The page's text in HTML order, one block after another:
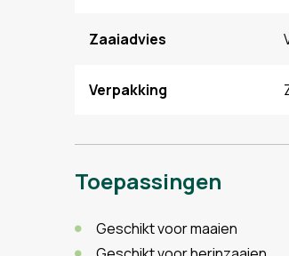
Zaaiadvies
Verpakking
Toepassingen
Geschikt voor maaien